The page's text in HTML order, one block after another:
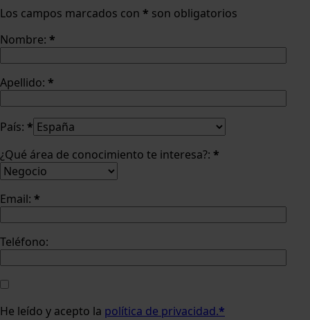
Los campos marcados con * son obligatorios
Nombre: *
Apellido: *
País: *
¿Qué área de conocimiento te interesa?: *
Email: *
Teléfono:
He leído y acepto la política de privacidad.*